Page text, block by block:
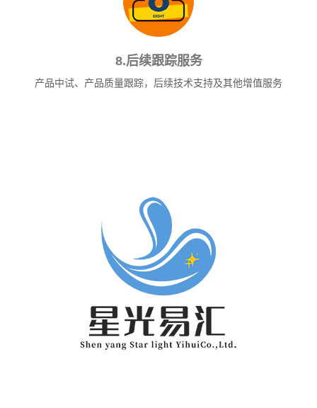
8.后续跟踪服务
产品中试、产品质量跟踪，后续技术支持及其他增值服务